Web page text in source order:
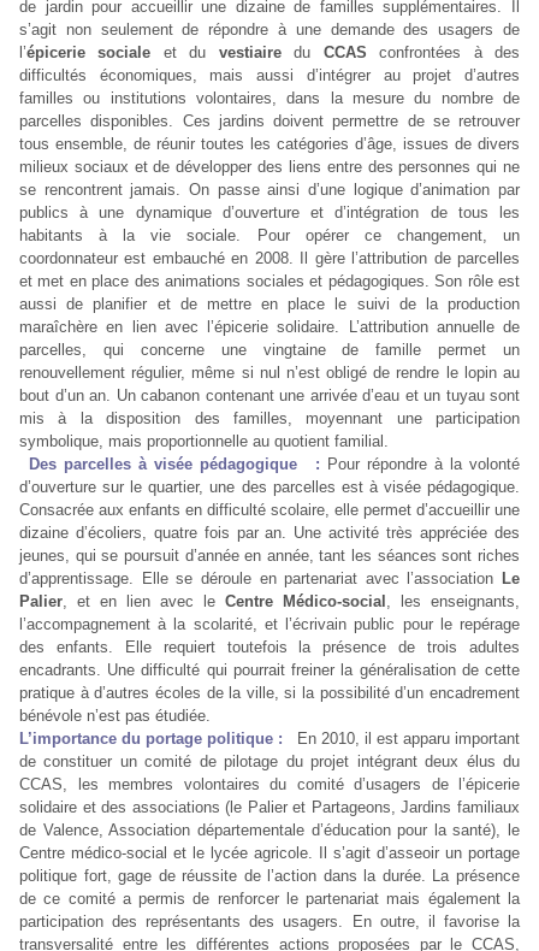
de jardin pour accueillir une dizaine de familles supplémentaires. Il
s’agit non seulement de répondre à une demande des usagers de
l’épicerie sociale et du vestiairedu CCAS confrontées à des
difficultés économiques, mais aussi d’intégrer au projet d’autres
familles ou institutions volontaires, dans la mesure du nombre de
parcelles disponibles. Ces jardins doivent permettre de se retrouver
tous ensemble, de réunir toutes les catégories d’âge, issues de divers
milieux sociaux et de développer des liens entre des personnes qui ne
se rencontrent jamais. On passe ainsi d’une logique d’animation par
publics à une dynamique d’ouverture et d’intégration de tous les
habitants à la vie sociale. Pour opérer ce changement, un
coordonnateur est embauché en 2008. Il gère l’attribution de parcelles
et met en place des animations sociales et pédagogiques. Son rôle est
aussi de planifier et de mettre en place le suivi de la production
maraîchère en lien avec l’épicerie solidaire. L’attribution annuelle de
parcelles, qui concerne une vingtaine de famille permet un
renouvellement régulier, même si nul n’est obligé de rendre le lopin au
bout d’un an. Un cabanon contenant une arrivée d’eau et un tuyau sont
mis à la disposition des familles, moyennant une participation
symbolique, mais proportionnelle au quotient familial.
Des parcelles à visée pédagogique : Pour répondre à la volonté
d’ouverture sur le quartier, une des parcelles est à visée pédagogique.
Consacrée aux enfants en difficulté scolaire, elle permet d’accueillir une
dizaine d’écoliers, quatre fois par an. Une activité très appréciée des
jeunes, qui se poursuit d’année en année, tant les séances sont riches
d’apprentissage. Elle se déroule en partenariat avec l’association Le
Palier, et en lien avec le Centre Médico-social , les enseignants,
l’accompagnement à la scolarité, et l’écrivain public pour le repérage
des enfants. Elle requiert toutefois la présence de trois adultes
encadrants. Une difficulté qui pourrait freiner la généralisation de cette
pratique à d’autres écoles de la ville, si la possibilité d’un encadrement
bénévole n’est pas étudiée.
L’importance du portage politique :
En 2010, il est apparu important
de constituer un comité de pilotage du projet intégrant deux élus du
CCAS, les membres volontaires du comité d’usagers de l’épicerie
solidaire et des associations (le Palier et Partageons, Jardins familiaux
de Valence, Association départementale d’éducation pour la santé), le
Centre médico-social et le lycée agricole. Il s’agit d’asseoir un portage
politique fort, gage de réussite de l’action dans la durée. La présence
de ce comité a permis de renforcer le partenariat mais également la
participation des représentants des usagers. En outre, il favorise la
transversalité entre les différentes actions proposées par le CCAS,